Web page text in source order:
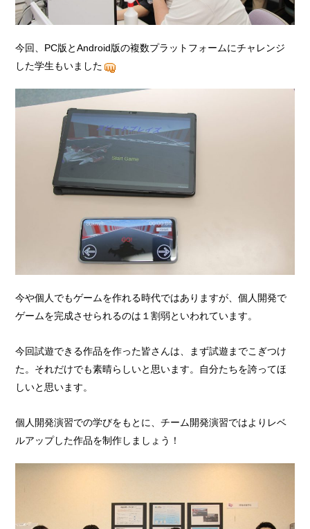
今回、PC版とAndroid版の複数プラットフォームにチャレンジ
した学生もいました
今や個人でもゲームを作れる時代ではありますが、個人開発で
ゲームを完成させられるのは １割弱といわれています。
今回試遊できる作品を作った皆さんは、まず試遊までこぎつけ
た。それだけでも素晴らしいと思います。自分たちを誇ってほ
しいと思います。
個人開発演習での学びをもとに、チーム開発演習ではよりレベ
ルアップした作品を制作しましょう！